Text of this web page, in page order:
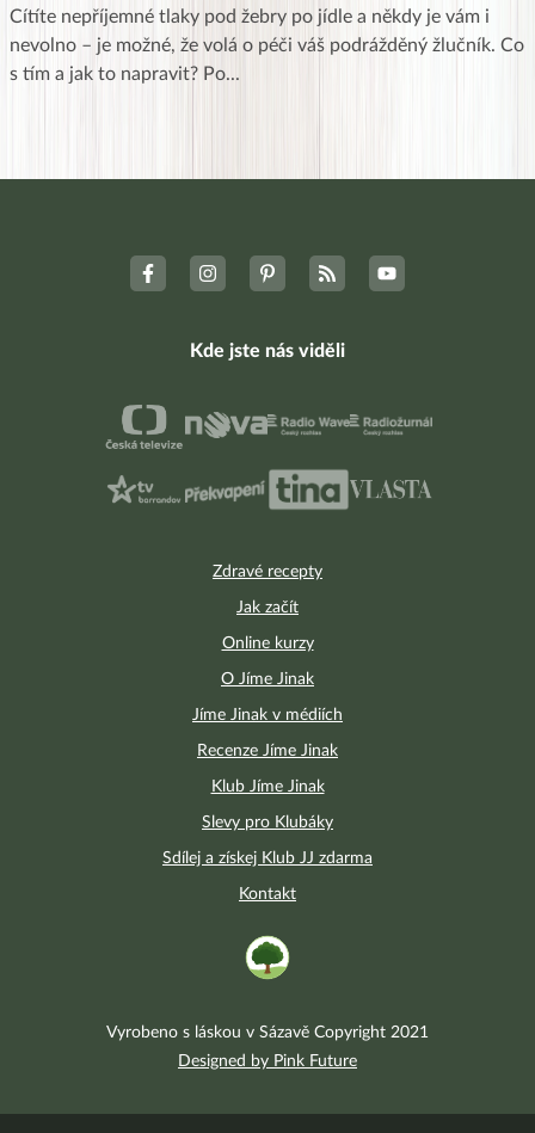
Cítíte nepříjemné tlaky pod žebry po jídle a někdy je vám i
nevolno – je možné, že volá o péči váš podrážděný žlučník. Co
s tím a jak to napravit? Po...
Zdravé recepty
Jak začít
Online kurzy
O Jíme Jinak
Jíme Jinak v médiích
Recenze Jíme Jinak
Klub Jíme Jinak
Slevy pro Klubáky
Sdílej a získej Klub JJ zdarma
Kontakt
Kde jste nás viděli
Vyrobeno s láskou v Sázavě Copyright 2021
Designed by Pink Future